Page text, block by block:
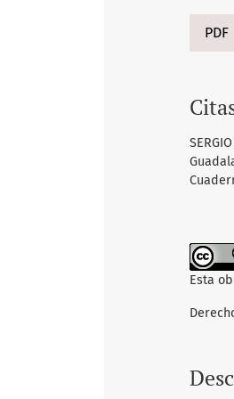
PDF
Esta